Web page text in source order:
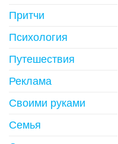
Притчи
Психология
Путешествия
Реклама
Своими руками
Семья